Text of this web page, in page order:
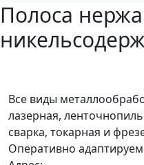
Полоса
Все виды
лазерная,
сварка, токарная и
Оперативно